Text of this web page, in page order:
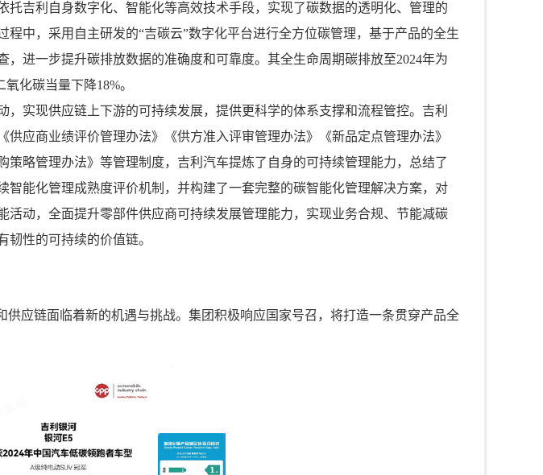
托吉利自身数字化、智能化等高效技术手段，实现了碳数据的透明化、管理的
中，采用自主研发的“吉碳云”数字化平台进行全方位碳管理，基于产品的全生
进一步提升碳排放数据的准确度和可靠度。其全生命周期碳排放至2024年为
化碳当量下降18%。
实现供应链上下游的可持续发展，提供更科学的体系支撑和流程管控。吉利
应商业绩评价管理办法》《供方准入评审管理办法》《新品定点管理办法》
策略管理办法》等管理制度，吉利汽车提炼了自身的可持续管理能力，总结了
智能化管理成熟度评价机制，并构建了一套完整的碳智能化管理解决方案，对
活动，全面提升零部件供应商可持续发展管理能力，实现业务合规、节能减碳
性的可持续的价值链。
供应链面临着新的机遇与挑战。集团积极响应国家号召，将打造一条贯穿产品全